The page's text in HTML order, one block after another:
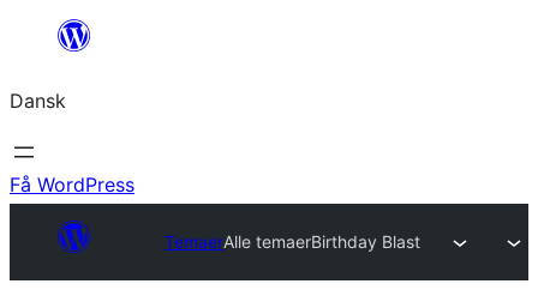
Spring
indhold
Dansk
Få WordPress
TemaerAlle temaerBirthday Blast